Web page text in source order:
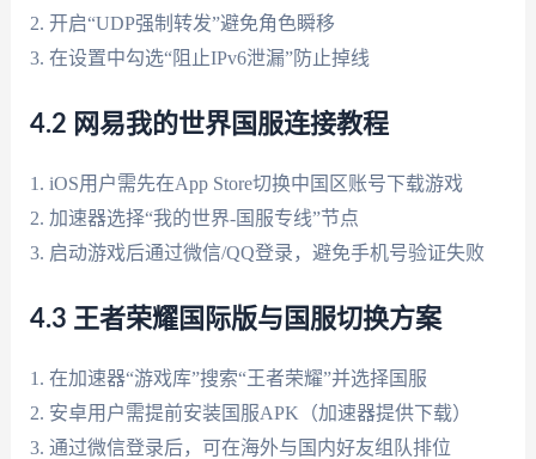
2. 开启“UDP强制转发”避免角色瞬移
3. 在设置中勾选“阻止IPv6泄漏”防止掉线
4.2 网易我的世界国服连接教程
1. iOS用户需先在App Store切换中国区账号下载游戏
2. 加速器选择“我的世界-国服专线”节点
3. 启动游戏后通过微信/QQ登录，避免手机号验证失败
4.3 王者荣耀国际版与国服切换方案
1. 在加速器“游戏库”搜索“王者荣耀”并选择国服
2. 安卓用户需提前安装国服APK（加速器提供下载）
3. 通过微信登录后，可在海外与国内好友组队排位